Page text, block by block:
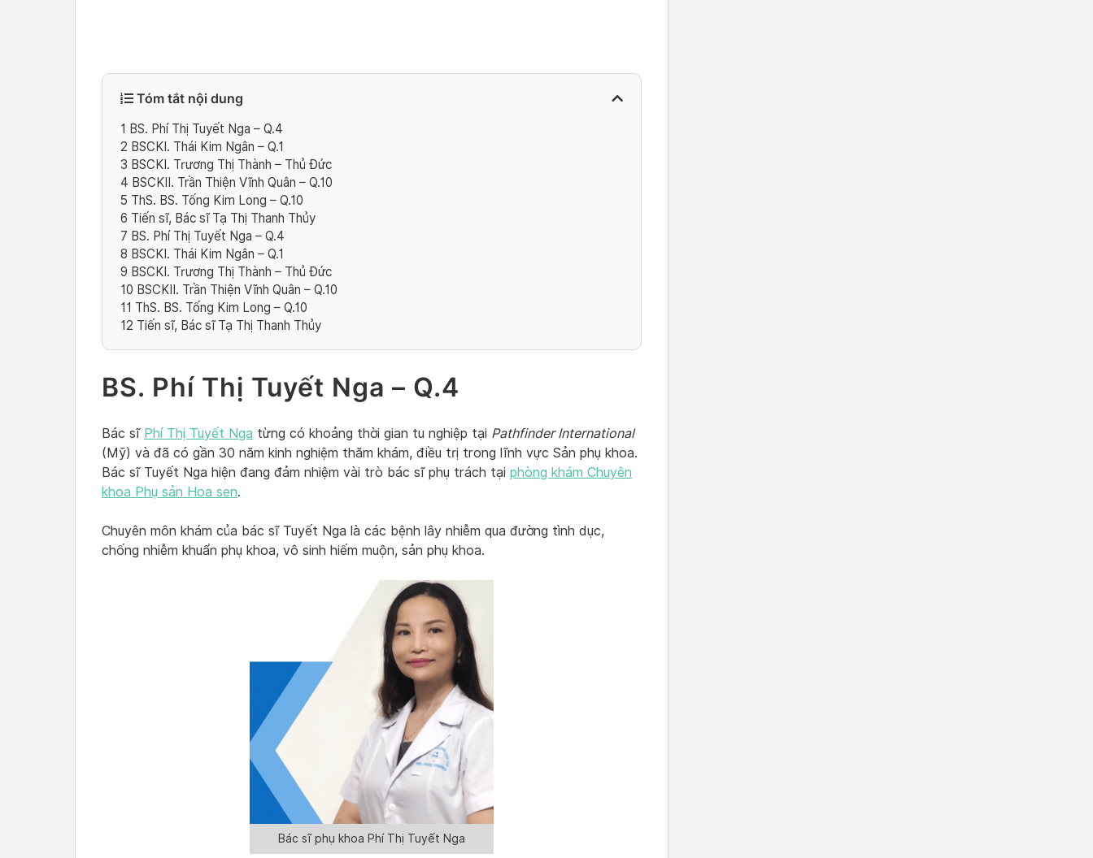
Tóm tắt nội dung
1 BS. Phí Thị Tuyết Nga – Q.4
2 BSCKI. Thái Kim Ngân – Q.1
3 BSCKI. Trương Thị Thành – Thủ Đức
4 BSCKII. Trần Thiện Vĩnh Quân – Q.10
5 ThS. BS. Tống Kim Long – Q.10
6 Tiến sĩ, Bác sĩ Tạ Thị Thanh Thủy
7 BS. Phí Thị Tuyết Nga – Q.4
8 BSCKI. Thái Kim Ngân – Q.1
9 BSCKI. Trương Thị Thành – Thủ Đức
10 BSCKII. Trần Thiện Vĩnh Quân – Q.10
11 ThS. BS. Tống Kim Long – Q.10
12 Tiến sĩ, Bác sĩ Tạ Thị Thanh Thủy
BS. Phí Thị Tuyết Nga – Q.4
Bác sĩ Phí Thị Tuyết Nga từng có khoảng thời gian tu nghiệp tại Pathfinder International
(Mỹ) và đã có gần 30 năm kinh nghiệm thăm khám, điều trị trong lĩnh vực Sản phụ khoa.
Bác sĩ Tuyết Nga hiện đang đảm nhiệm vài trò bác sĩ phụ trách tại phòng khám Chuyên
khoa Phụ sản Hoa sen.
Chuyên môn khám của bác sĩ Tuyết Nga là các bệnh lây nhiễm qua đường tình dục,
chống nhiễm khuẩn phụ khoa, vô sinh hiếm muộn, sản phụ khoa.
Bác sĩ phụ khoa Phí Thị Tuyết Nga